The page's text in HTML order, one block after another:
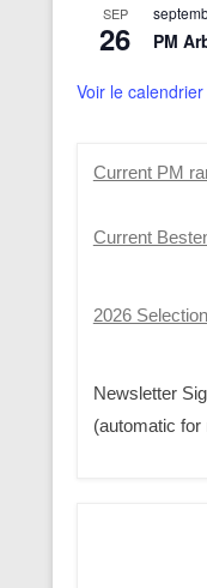
SEP
26 PM
Voir le calendrier
Current PM
Current
2026 Selection
Newsletter
(automatic for